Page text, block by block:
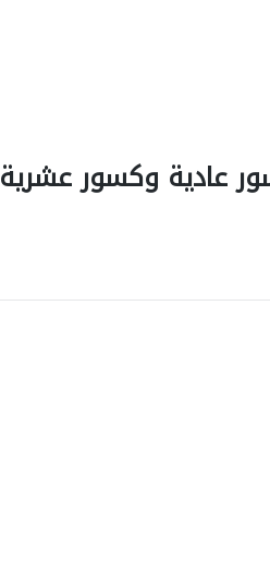
عادية وكسور عشرية